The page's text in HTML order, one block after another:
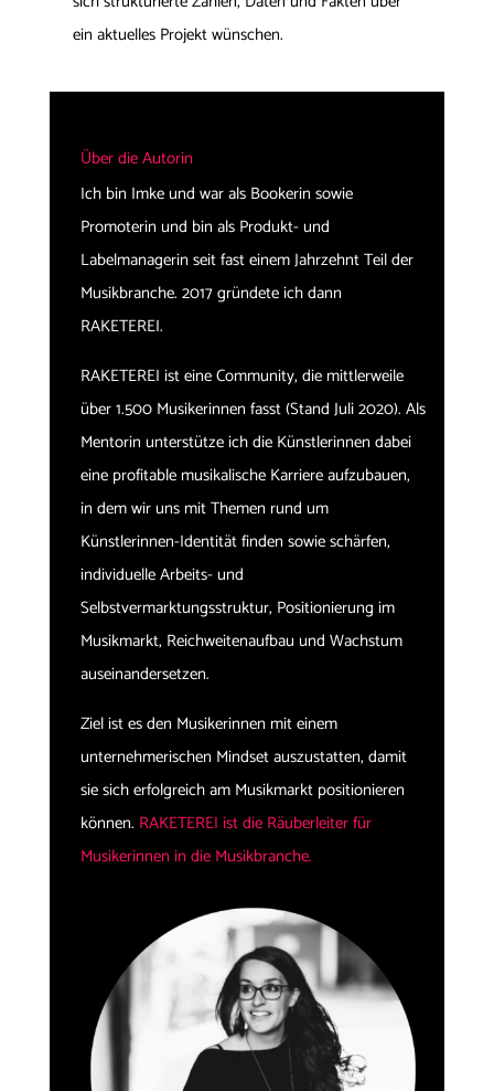
ein aktuelles Projekt wünschen.
Über die Autorin
Ich bin Imke und war als Bookerin sowie
Promoterin und bin als Produkt- und
Labelmanagerin seit fast einem Jahrzehnt Teil der
Musikbranche. 2017 gründete ich dann
RAKETEREI.
RAKETEREI ist eine Community, die mittlerweile
über 1.500 Musikerinnen fasst (Stand Juli 2020). Als
Mentorin unterstütze ich die Künstlerinnen dabei
eine profitable musikalische Karriere aufzubauen,
in dem wir uns mit Themen rund um
Künstlerinnen-Identität finden sowie schärfen,
individuelle Arbeits- und
Selbstvermarktungsstruktur, Positionierung im
Musikmarkt, Reichweitenaufbau und Wachstum
auseinandersetzen.
Ziel ist es den Musikerinnen mit einem
unternehmerischen Mindset auszustatten, damit
sie sich erfolgreich am Musikmarkt positionieren
können. RAKETEREI ist die Räuberleiter für
Musikerinnen in die Musikbranche.